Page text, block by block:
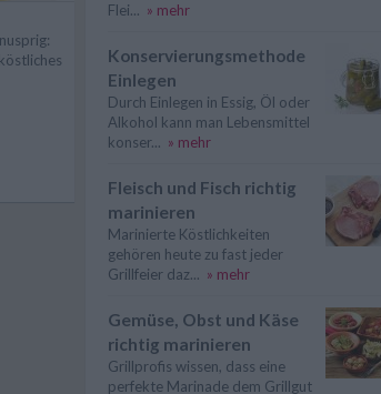
Flei... » mehr
Konservierungsmethode
Einlegen
Durch Einlegen in Essig, Öl oder
Alkohol kann man Lebensmittel
konser... » mehr
Fleisch und Fisch richtig
marinieren
Marinierte Köstlichkeiten
gehören heute zu fast jeder
Grillfeier daz... » mehr
Gemüse, Obst und Käse
richtig marinieren
Grillprofis wissen, dass eine
perfekte Marinade dem Grillgut